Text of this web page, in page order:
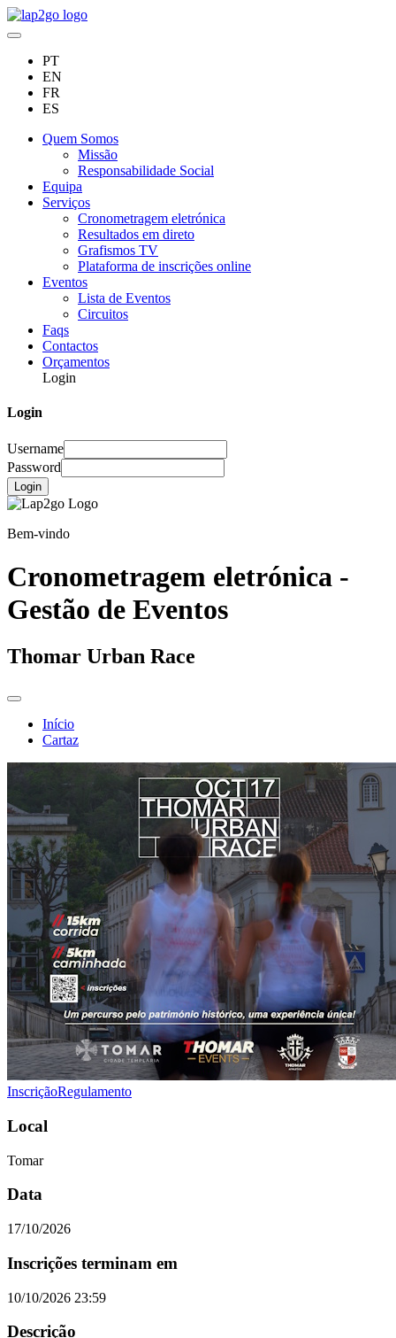
PT
EN
FR
ES
Quem Somos
Missão
Responsabilidade Social
Equipa
Serviços
Cronometragem eletrónica
Resultados em direto
Grafismos TV
Plataforma de inscrições online
Eventos
Lista de Eventos
Circuitos
Faqs
Contactos
Orçamentos
Login
Login
Username
Password
Login
Bem-vindo
Cronometragem eletrónica -
Gestão de Eventos
Thomar Urban Race
Início
Cartaz
InscriçãoRegulamento
Local
Tomar
Data
17/10/2026
Inscrições terminam em
10/10/2026 23:59
Descrição